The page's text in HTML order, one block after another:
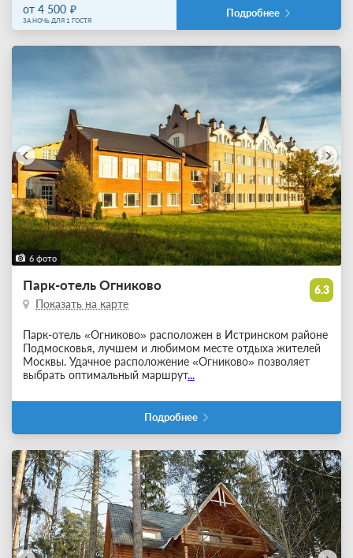
от 4 500
ЗА НОЧЬ ДЛЯ 1 ГОСТЯ
Подробнее
6 фото
6.3
Парк-отель Огниково
Показать на карте
Парк-отель «Огниково» расположен в Истринском районе
Подмосковья, лучшем и любимом месте отдыха жителей
Москвы. Удачное расположение «Огниково» позволяет
выбрать оптимальный маршрут...
Подробнее